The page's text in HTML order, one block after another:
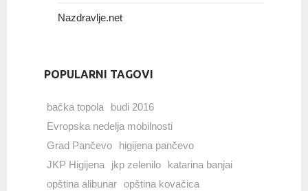
Nazdravlje.net
POPULARNI TAGOVI
bačka topola
budi 2016
Evropska nedelja mobilnosti
Grad Pančevo
higijena pančevo
JKP Higijena
jkp zelenilo
katarina banjai
opština alibunar opština kovačica